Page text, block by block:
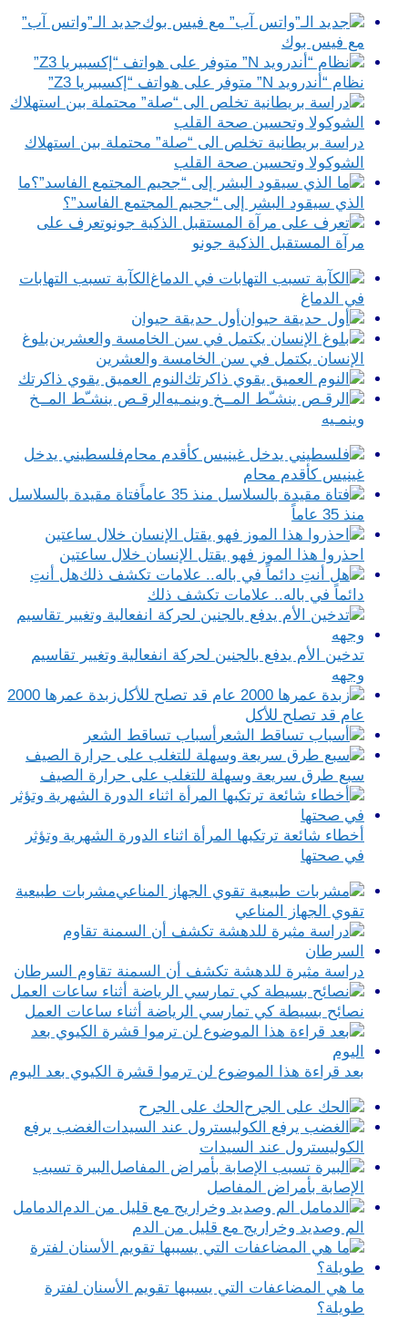
جديد الـ”واتس آب”
مع فيس بوك
نظام “أندرويد N” متوفر على هواتف “إكسبيريا Z3”
دراسة بريطانية تخلص الى “صلة” محتملة بين استهلاك
الشوكولا وتحسين صحة القلب
ما
الذي سيقود البشر إلى “جحيم المجتمع الفاسد”؟
تعرف على
مرآة المستقبل الذكية جونو
الكآبة تسبب التهابات
في الدماغ
أول حديقة حيوان
بلوغ
الإنسان يكتمل في سن الخامسة والعشرين
النوم العميق يقوي ذاكرتك
الرقـص ينشـّط المــخ
وينمـيه
فلسطيني يدخل
غينيس كأقدم محام
فتاة مقيدة بالسلاسل
منذ 35 عاماً
احذروا هذا الموز فهو يقتل الإنسان خلال ساعتين
هل أنتِ
دائماً في باله.. علامات تكشف ذلك
تدخين الأم يدفع بالجنين لحركة انفعالية وتغيير تقاسيم
وجهه
زبدة عمرها 2000
عام قد تصلح للأكل
أسباب تساقط الشعر
سبع طرق سريعة وسهلة للتغلب على حرارة الصيف
أخطاء شائعة ترتكبها المرأة اثناء الدورة الشهرية وتؤثر
في صحتها
مشربات طبيعية
تقوي الجهاز المناعي
دراسة مثيرة للدهشة تكشف أن السمنة تقاوم السرطان
نصائح بسيطة كي تمارسي الرياضة أثناء ساعات العمل
بعد قراءة هذا الموضوع لن ترموا قشرة الكيوي بعد اليوم
الحك على الجرح
الغضب يرفع
الكوليسترول عند السيدات
البيرة تسبب
الإصابة بأمراض المفاصل
الدمامل
الم وصديد وخراريج مع قليل من الدم
ما هي المضاعفات التي يسببها تقويم الأسنان لفترة
طويلة؟